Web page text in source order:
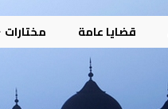
قضايا عامة مختارات